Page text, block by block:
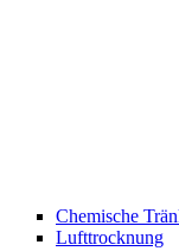
Chemische
Lufttrocknung